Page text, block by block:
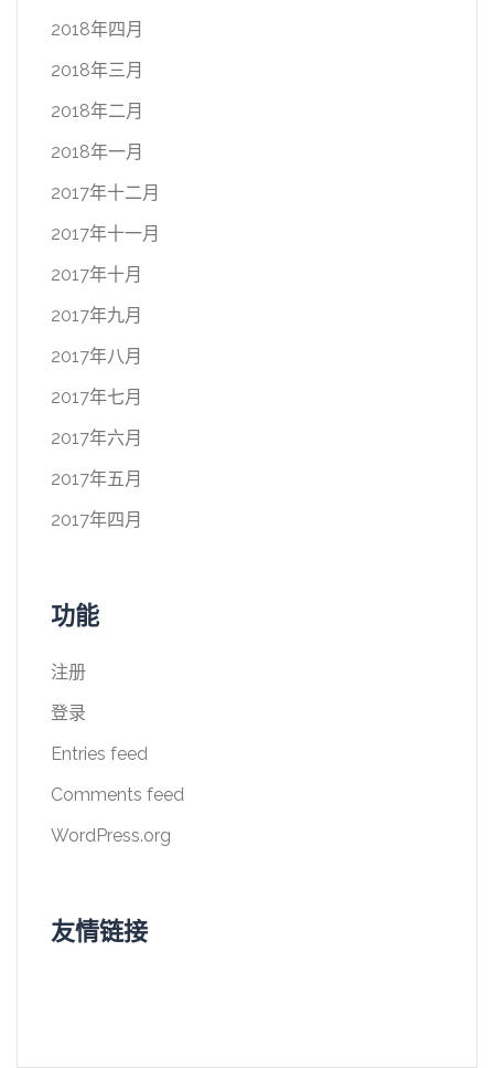
2018年四月
2018年三月
2018年二月
2018年一月
2017年十二月
2017年十一月
2017年十月
2017年九月
2017年八月
2017年七月
2017年六月
2017年五月
2017年四月
功能
注册
登录
Entries feed
Comments feed
WordPress.org
友情链接